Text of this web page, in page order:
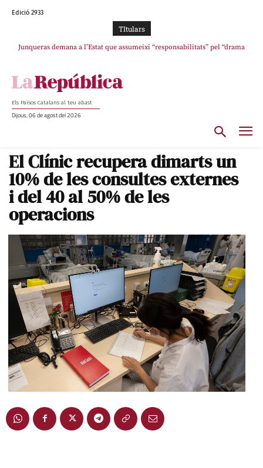
Edició 2933
TItulars
Junqueras demana a l’Estat que assumeixi “responsabilitats” pel “drama
L’abandonament de les seleccions catalanes per part de la UFEC
Els Països Catalans al teu abast
Dijous, 06 de agost del 2026
El Clínic recupera dimarts un
10% de les consultes externes
i del 40 al 50% de les
operacions